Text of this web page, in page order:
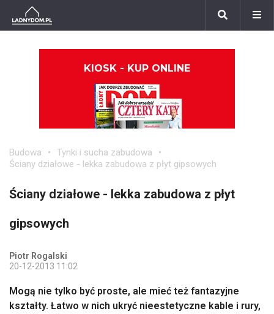
KIOSK - KUP ONLINE
Budowa
Tynki i sucha zabudowa
Ściany działowe - lekka zabudowa z płyt gipsowych
Ściany działowe - lekka zabudowa z płyt
gipsowych
Piotr Rogalski
20-12-2013 11:02
Mogą nie tylko być proste, ale mieć też fantazyjne
kształty. Łatwo w nich ukryć nieestetyczne kable i rury,